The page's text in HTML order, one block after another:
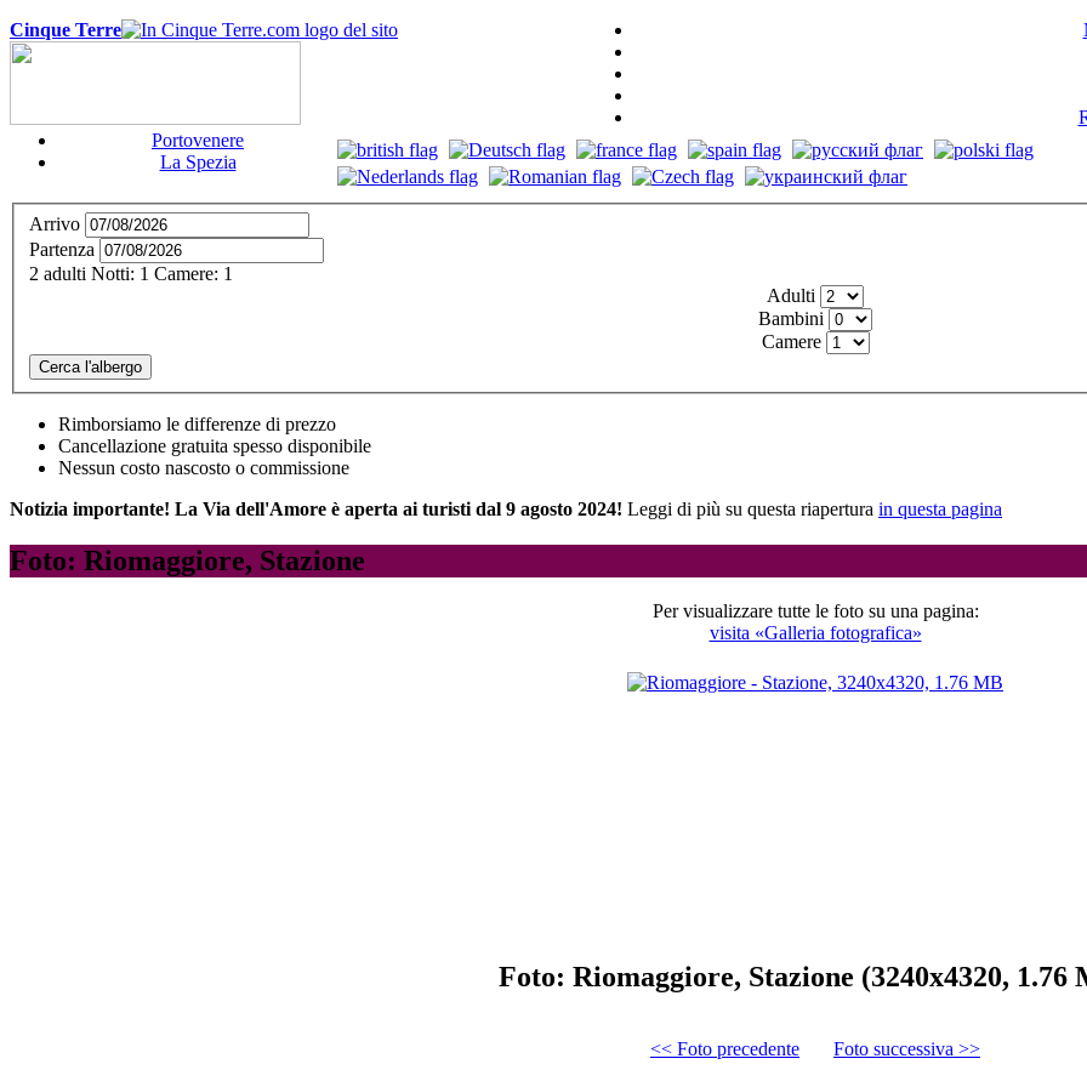
Cinque Terre
Portovenere
La Spezia
Arrivo
Partenza
2 adulti Notti: 1 Camere: 1
Adulti
Bambini
Camere
Cerca l'albergo
Rimborsiamo le differenze di prezzo
Cancellazione gratuita spesso disponibile
Nessun costo nascosto o commissione
Notizia importante! La Via dell'Amore è aperta ai turisti dal 9 agosto 2024! Leggi di più su questa riapertura in questa pagina
Foto: Riomaggiore, Stazione
Per visualizzare tutte le foto su una pagina:
visita «Galleria fotografica»
Foto: Riomaggiore, Stazione (3240x4320, 1.76
<< Foto precedente Foto successiva >>